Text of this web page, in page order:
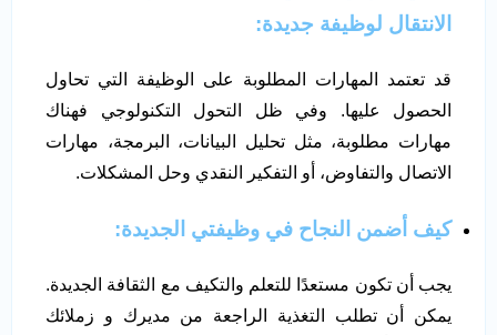
الانتقال لوظيفة جديدة:
قد تعتمد المهارات المطلوبة على الوظيفة التي تحاول
الحصول عليها. وفي ظل التحول التكنولوجي فهناك
مهارات مطلوبة، مثل تحليل البيانات، البرمجة، مهارات
الاتصال والتفاوض، أو التفكير النقدي وحل المشكلات.
كيف أضمن النجاح في وظيفتي الجديدة:
يجب أن تكون مستعدًا للتعلم والتكيف مع الثقافة الجديدة.
يمكن أن تطلب التغذية الراجعة من مديرك و زملائك